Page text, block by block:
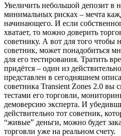
Увеличить небольшой депозит в
минимальных рисках – мечта
начинающего. И если
хватает, то можно доверить
советнику. А вот для того чтобы
советник, может понадобиться
для его тестирования. Тратить
придётся – один из
представлен в сегодняшнем
советника Transient Zones 2.0 вы
тестами его торговли,
демоверсию эксперта. И
действительно тот советник,
“живые” деньги, можно будет
торговли уже на реальном счету.